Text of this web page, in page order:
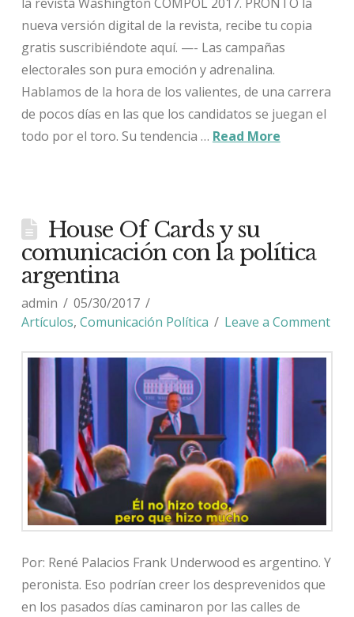
nueva versión digital de la revista, recibe tu copia
gratis suscribiéndote aquí. —- Las campañas
electorales son pura emoción y adrenalina.
Hablamos de la hora de los valientes, de una carrera
de pocos días en las que los candidatos se juegan el
todo por el toro. Su tendencia … Read More
House Of Cards y su
comunicación con la política
argentina
admin
05/30/2017
Artículos, Comunicación Política Leave a Comment
Por: René Palacios Frank Underwood es argentino. Y
peronista. Eso podrían creer los desprevenidos que
en los pasados días caminaron por las calles de